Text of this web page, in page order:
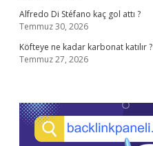
Alfredo Di Stéfano kaç gol attı ?
Temmuz 30, 2026
Köfteye ne kadar karbonat katılır ?
Temmuz 27, 2026